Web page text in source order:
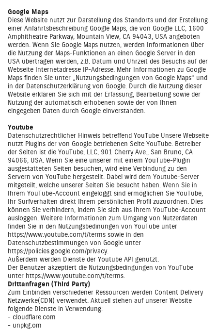
Google Maps
Diese Website nutzt zur Darstellung des Standorts und der Erstellung
einer Anfahrtsbeschreibung Google Maps, die von Google LLC, 1600
Amphitheatre Parkway, Mountain View, CA 94043, USA angeboten
werden. Wenn Sie Google Maps nutzen, werden Informationen über
die Nutzung der Maps-Funktionen an einen Google Server in den
USA übertragen werden, z.B. Datum und Uhrzeit des Besuchs auf der
Webseite Internetadresse IP-Adresse. Mehr Informationen zu Google
Maps finden Sie unter „Nutzungsbedingungen von Google Maps“ und
in der Datenschutzerklärung von Google. Durch die Nutzung dieser
Website erklären Sie sich mit der Erfassung, Bearbeitung sowie der
Nutzung der automatisch erhobenen sowie der von Ihnen
eingegeben Daten durch Google einverstanden.
Youtube
Datenschutzrechtlicher Hinweis betreffend YouTube Unsere Webseite
nutzt Plugins der von Google betriebenen Seite YouTube. Betreiber
der Seiten ist die YouTube, LLC, 901 Cherry Ave., San Bruno, CA
94066, USA. Wenn Sie eine unserer mit einem YouTube-Plugin
ausgestatteten Seiten besuchen, wird eine Verbindung zu den
Servern von YouTube hergestellt. Dabei wird dem Youtube-Server
mitgeteilt, welche unserer Seiten Sie besucht haben. Wenn Sie in
Ihrem YouTube-Account eingeloggt sind ermöglichen Sie YouTube,
Ihr Surfverhalten direkt Ihrem persönlichen Profil zuzuordnen. Dies
können Sie verhindern, indem Sie sich aus Ihrem YouTube-Account
ausloggen. Weitere Informationen zum Umgang von Nutzerdaten
finden Sie in den Nutzungsbedinungen von YouTube unter
https://www.youtube.com/t/terms sowie in den
Datenschutzbestimmungen von Google unter
https://policies.google.com/privacy.
Außerdem werden Dienste der Youtube API genutzt.
Der Benutzer akzeptiert die Nutzungsbedingungen von YouTube
unter https://www.youtube.com/t/terms
Drittanfragen (Third Party)
Zum Einbinden verschiedener Ressourcen werden Content Delivery
Netzwerke(CDN) verwendet. Aktuell stehen auf unserer Website
folgende Dienste in Verwendung:
- cloudflare.com
- unpkg.om